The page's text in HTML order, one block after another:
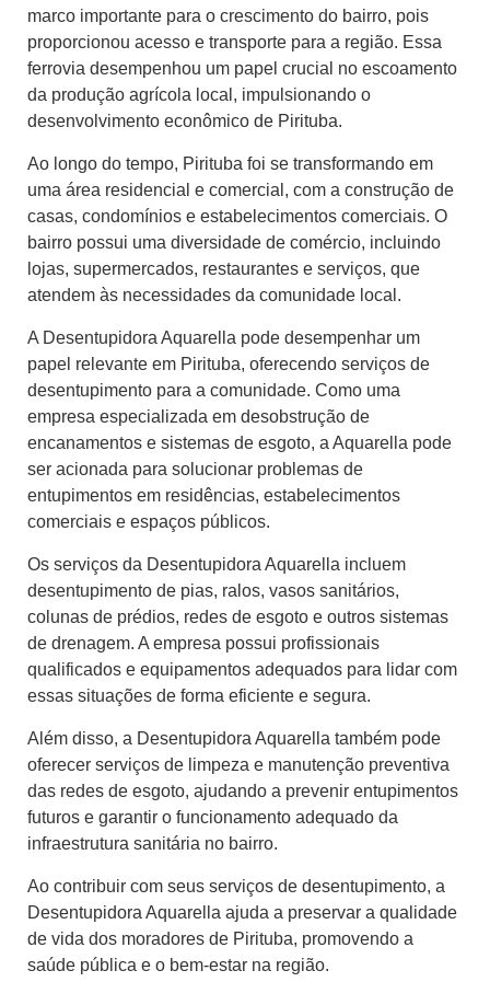
marco importante para o crescimento do bairro, pois
proporcionou acesso e transporte para a região. Essa
ferrovia desempenhou um papel crucial no escoamento
da produção agrícola local, impulsionando o
desenvolvimento econômico de Pirituba.
Ao longo do tempo, Pirituba foi se transformando em
uma área residencial e comercial, com a construção de
casas, condomínios e estabelecimentos comerciais. O
bairro possui uma diversidade de comércio, incluindo
lojas, supermercados, restaurantes e serviços, que
atendem às necessidades da comunidade local.
A Desentupidora Aquarella pode desempenhar um
papel relevante em Pirituba, oferecendo serviços de
desentupimento para a comunidade. Como uma
empresa especializada em desobstrução de
encanamentos e sistemas de esgoto, a Aquarella pode
ser acionada para solucionar problemas de
entupimentos em residências, estabelecimentos
comerciais e espaços públicos.
Os serviços da Desentupidora Aquarella incluem
desentupimento de pias, ralos, vasos sanitários,
colunas de prédios, redes de esgoto e outros sistemas
de drenagem. A empresa possui profissionais
qualificados e equipamentos adequados para lidar com
essas situações de forma eficiente e segura.
Além disso, a Desentupidora Aquarella também pode
oferecer serviços de limpeza e manutenção preventiva
das redes de esgoto, ajudando a prevenir entupimentos
futuros e garantir o funcionamento adequado da
infraestrutura sanitária no bairro.
Ao contribuir com seus serviços de desentupimento, a
Desentupidora Aquarella ajuda a preservar a qualidade
de vida dos moradores de Pirituba, promovendo a
saúde pública e o bem-estar na região.